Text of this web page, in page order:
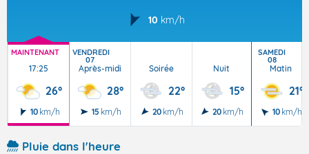
10 km/h
MAINTENANT
17:25
26°
10 km/h
VENDREDI
07
Après-midi
28°
15 km/h
Soirée
22°
20 km/h
Nuit
15°
20 km/h
SAMEDI
08
Matin
21°
10 km/h
Pluie dans l'heure